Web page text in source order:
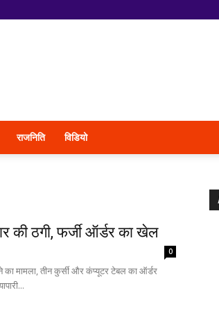
राजनिति विडियो
की ठगी, फर्जी ऑर्डर का खेल
0
मामला, तीन कुर्सी और कंप्यूटर टेबल का ऑर्डर